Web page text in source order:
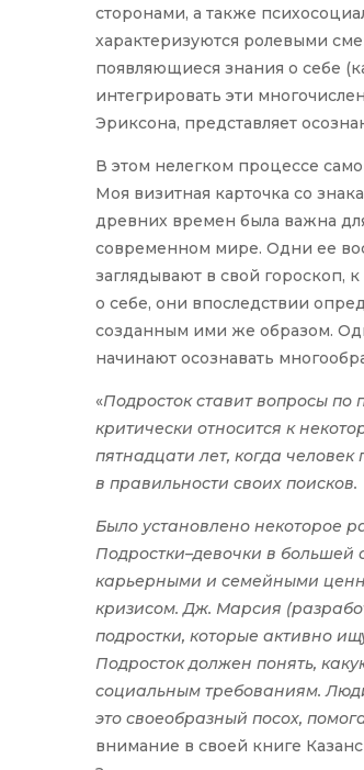
сторонами, а также
характеризуются ролевыми
появляющиеся знания о себе
интегрировать эти
Эриксона, представляет
В этом нелегком процессе
Моя визитная карточка со
древних времен была важна
современном мире. Одни ее
заглядывают в свой
о себе, они впоследствии
созданным ими же образом.
начинают осознавать
«Подросток ставит вопросы по
критически относится к
пятнадцати лет, когда
в правильности своих поисков.
Было установлено некоторое
Подростки–девочки в
карьерными и семейными
кризисом. Дж. Марсия
подростки, которые активно
Подросток должен понять,
социальным требованиям.
это своеобразный посох,
внимание в своей книге